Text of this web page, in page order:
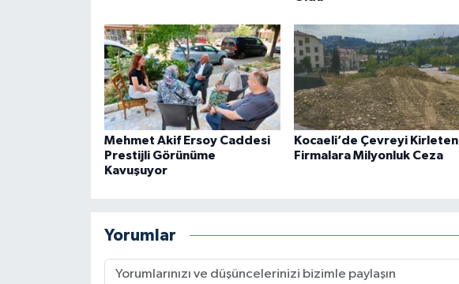
Mehmet Akif Ersoy Caddesi
Prestijli Görünüme
Kavuşuyor
Kocaeli’de Çevreyi Kirleten
Firmalara Milyonluk Ceza
Yorumlar